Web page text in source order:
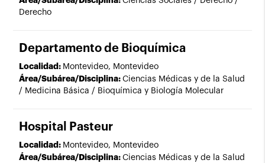
Derecho
Departamento de Bioquímica
Localidad: Montevideo, Montevideo
Área/Subárea/Disciplina:Ciencias Médicas y de la Salud
/ Medicina Básica / Bioquímica y Biología Molecular
Hospital Pasteur
Localidad: Montevideo, Montevideo
Área/Subárea/Disciplina:Ciencias Médicas y de la Salud